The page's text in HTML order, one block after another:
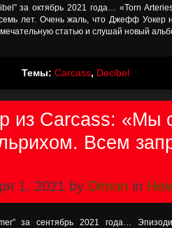
за октябрь 2021 года… «Torn
лет. Очень жаль, что Джефф Уокер
статью и слушай новый
Темы: Carcass, Decibel
из Carcass: «Мы
Всем
1, 2021 by Dimon in
за сентябрь 2021 года…